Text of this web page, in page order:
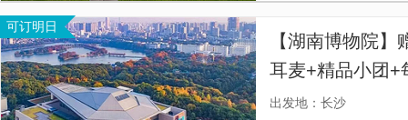
可订明日
【湖南博物院
耳麦+精品小团+
出发地：长沙